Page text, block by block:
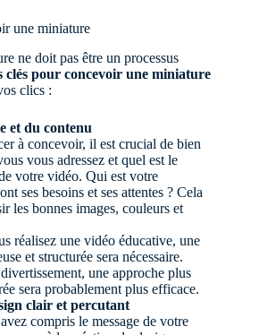
une miniature
ne doit pas être un processus
clés pour concevoir une miniature
clics :
et du contenu
à concevoir, il est crucial de bien
vous adressez et quel est le
votre vidéo. Qui est votre
ses besoins et ses attentes ? Cela
les bonnes images, couleurs et
réalisez une vidéo éducative, une
et structurée sera nécessaire.
une approche plus
sera probablement plus efficace.
clair et percutant
compris le message de votre